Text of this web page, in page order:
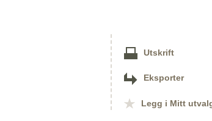
Utskrift
Eksporter
Legg i Mitt